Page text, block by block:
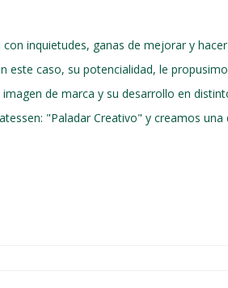
inquietudes, ganas de mejorar y
este caso, su potencialidad, le
de marca y su desarrollo en
"Paladar Creativo" y creamos